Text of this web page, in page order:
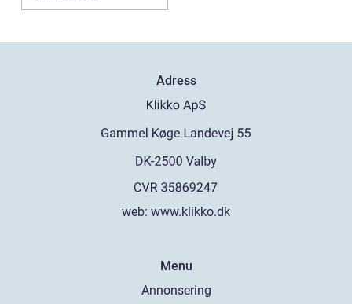
Adress
web: www.klikko.dk
Menu
Annonsering